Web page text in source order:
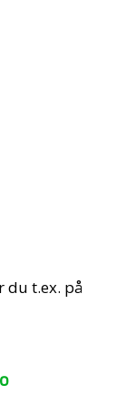
du t.ex. på